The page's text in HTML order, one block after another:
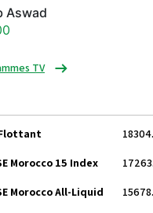
Aswad
TV
Flottant
Morocco 15 Index
Morocco All-Liquid